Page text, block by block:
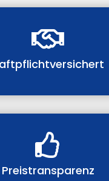
Preistransparenz